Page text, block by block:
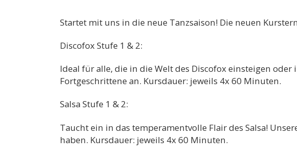
Startet mit uns in die neue Tanzsaison! Die neuen
Discofox Stufe 1 & 2:
Ideal für alle, die in die Welt des Discofox einsteigen
Fortgeschrittene an. Kursdauer: jeweils 4x 60 Minuten.
Salsa Stufe 1 & 2:
Taucht ein in das temperamentvolle Flair des Salsa!
haben. Kursdauer: jeweils 4x 60 Minuten.